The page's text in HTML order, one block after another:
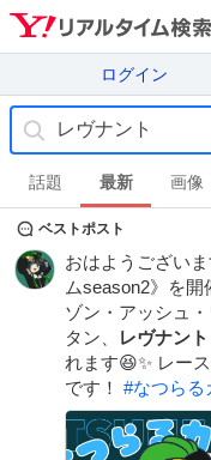
ログイン
話題 最新 画像
ベストポスト
おはようござい
ムseason2》を
ゾン・アッシュ
タン、
レヴナント
れます😆✨ レー
です！ #なつらる